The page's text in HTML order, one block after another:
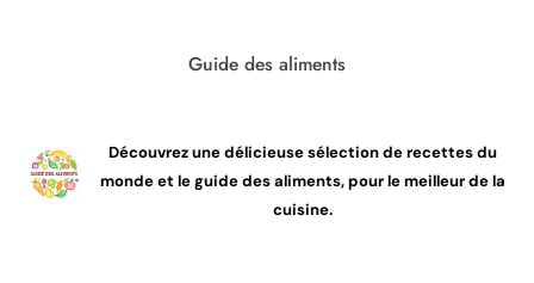
Guide des aliments
Découvrez une délicieuse sélection de recettes du
monde et le guide des aliments, pour le meilleur de la
cuisine.